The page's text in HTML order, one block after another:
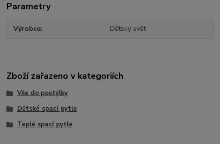
Parametry
Výrobce Dětský svět
Zboží zařazeno v kategoriích
Vše do postýlky
Dětské spací pytle
Teplé spací pytle